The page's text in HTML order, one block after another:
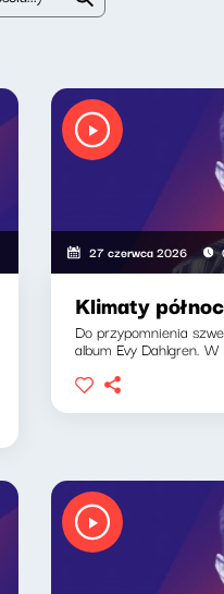
27 czerwca 2026
Klimaty
Do przypomnienia
album Evy Dahlgren.